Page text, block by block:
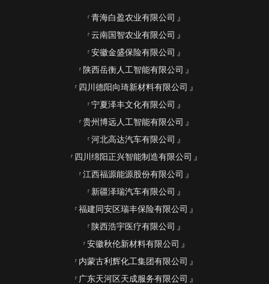
青海白盈农业有限公司
云南国智农业有限公司
安徽金盛保险有限公司
陕西岳衡人工智能有限公司
四川德阳向琦新材料有限公司
宁夏泽丰文化有限公司
贵州博远人工智能有限公司
河北高达汽车有限公司
四川绵阳正兴智能制造有限公司
江西福源能源股份有限公司
新疆泽瑞汽车有限公司
福建同安区瑞丰保险有限公司
陕西浩宇医疗有限公司
安徽秋伦新材料有限公司
内蒙古利辉化工集团有限公司
广东天河区天成服务有限公司